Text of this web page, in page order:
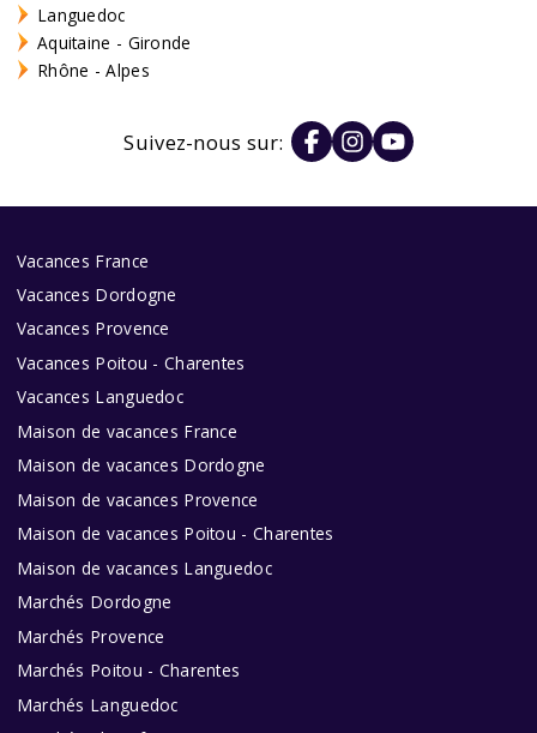
Languedoc
Aquitaine - Gironde
Rhône - Alpes
Suivez-nous sur:
Vacances France
Vacances Dordogne
Vacances Provence
Vacances Poitou - Charentes
Vacances Languedoc
Maison de vacances France
Maison de vacances Dordogne
Maison de vacances Provence
Maison de vacances Poitou - Charentes
Maison de vacances Languedoc
Marchés Dordogne
Marchés Provence
Marchés Poitou - Charentes
Marchés Languedoc